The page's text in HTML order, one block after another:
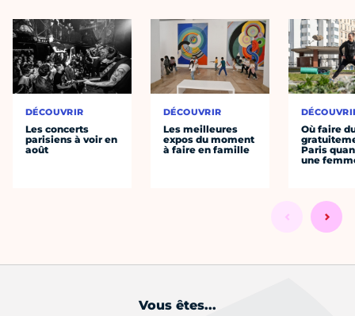
DÉCOUVRIR
Les concerts
parisiens à voir en
août
DÉCOUVRIR
Les meilleures
expos du moment
à faire en famille
Où faire
Paris
une
Vous êtes...